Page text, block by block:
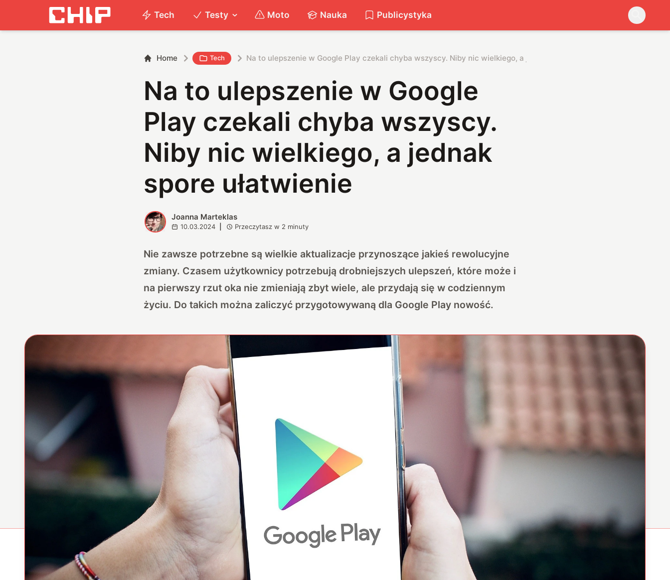
Tech Testy Moto Nauka Publicystyka
Home Tech Na to ulepszenie w Google Play czekali chyba wszyscy. Niby nic wielkiego, a jednak spore ułatwienie
Na to ulepszenie w Google
Play czekali chyba wszyscy.
Niby nic wielkiego, a jednak
spore ułatwienie
J Joanna Marteklas
10.03.2024 Przeczytasz w 2 minuty
Nie zawsze potrzebne są wielkie aktualizacje przynoszące jakieś rewolucyjne
zmiany. Czasem użytkownicy potrzebują drobniejszych ulepszeń, które może i
na pierwszy rzut oka nie zmieniają zbyt wiele, ale przydają się w codziennym
życiu. Do takich można zaliczyć przygotowywaną dla Google Play nowość.